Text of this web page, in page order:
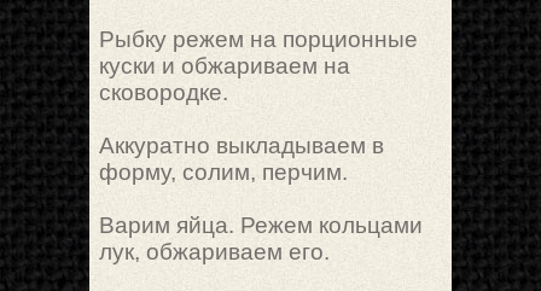
Рыбку режем на порционные
куски и обжариваем на
сковородке.
Аккуратно выкладываем в
форму, солим, перчим.
Варим яйца. Режем кольцами
лук, обжариваем его.